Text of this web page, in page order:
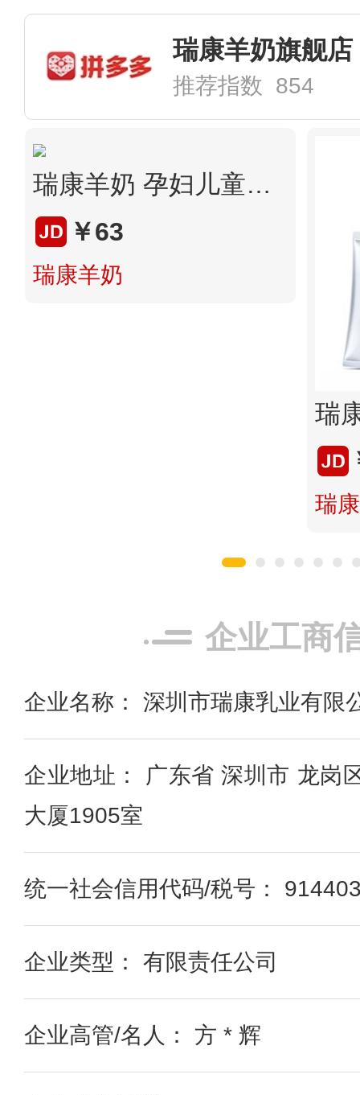
瑞康羊奶旗舰店
推荐指数 854
瑞康羊奶 孕妇儿童学生青少年老年人早餐纯鲜羊奶 8盒
￥63
瑞康羊奶
瑞
企业工商
企业名称： 深圳市瑞康乳业有限
企业地址： 广东省 深圳市 龙岗
大厦1905室
统一社会信用代码/税号：
企业类型： 有限责任公司
企业高管/名人： 方 * 辉